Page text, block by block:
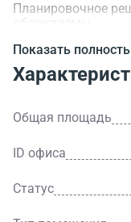
Планировочное
обсуждаемы.
>ID объекта -
Показать
Общая площадь
ID офиса
Статус